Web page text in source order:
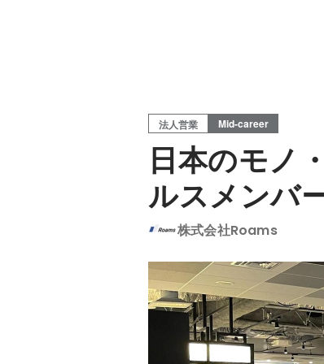
法人営業 Mid-career
日本のモノ
ルスメンバ
株式会社Roams